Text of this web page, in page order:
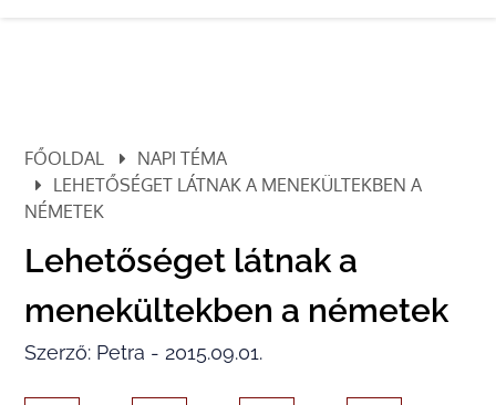
FŐOLDAL
NAPI TÉMA
LEHETŐSÉGET LÁTNAK A MENEKÜLTEKBEN A
NÉMETEK
Lehetőséget látnak a
menekültekben a németek
Szerző: Petra - 2015.09.01.